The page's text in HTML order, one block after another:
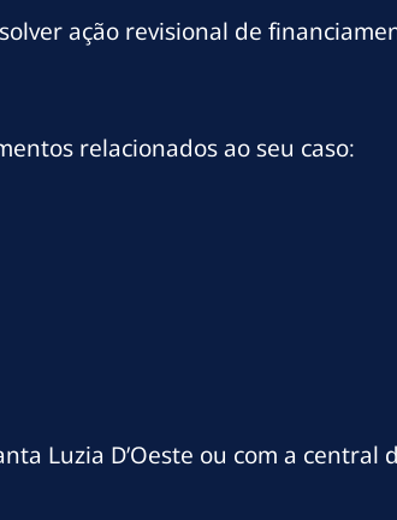
ação revisional de
relacionados ao seu caso:
Luzia D’Oeste ou com a